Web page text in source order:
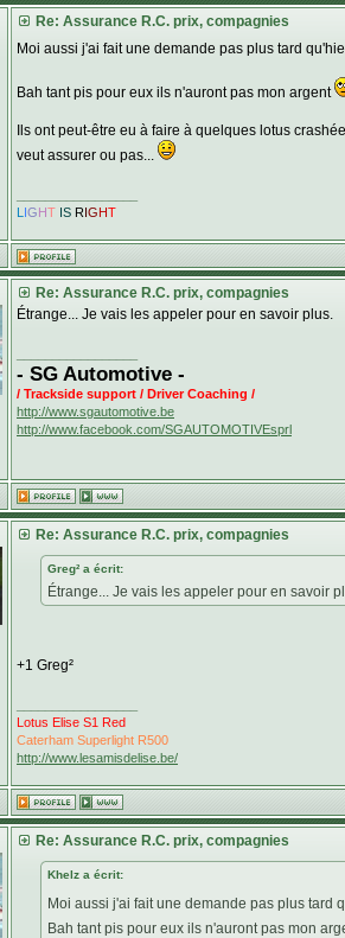
Re: Assurance R.C. prix, compagnies
Moi aussi j'ai fait une demande pas plus tard
Bah tant pis pour eux ils n'auront pas mon argent
Ils ont peut-être eu à faire à quelques lotus
veut assurer ou pas...
L IGHT IS RIGHT
Re: Assurance R.C. prix, compagnies
Étrange... Je vais les appeler pour en savoir plus.
- SG Automotive -
/ Trackside support / Driver Coaching /
http://www.sgautomotive.be
http://www.facebook.com/SGAUTOMOTIVEsprl
Re: Assurance R.C. prix, compagnies
Greg² a écrit:
Étrange... Je vais les appeler pour en savoir
+1 Greg²
Lotus Elise S1 Red
Caterham Superlight R500
http://www.lesamisdelise.be/
Re: Assurance R.C. prix, compagnies
Khelz a écrit:
Moi aussi j'ai fait une demande pas plus tard
Bah tant pis pour eux ils n'auront pas mon